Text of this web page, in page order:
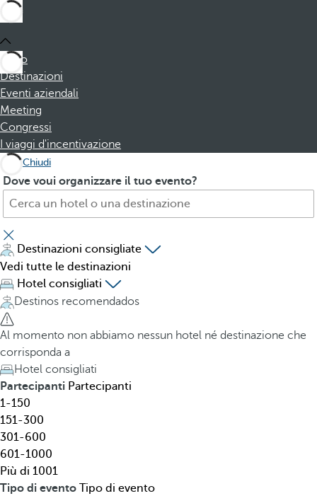
Inizio
Destinazioni
Eventi aziendali
Meeting
Congressi
I viaggi d'incentivazione
Chiudi
Dove voui organizzare il tuo evento?
C
r
c
a
h
o
t
e
l
,
d
e
s
t
i
n
a
z
P
e
s
s
i
n
g
t
h
e
d
o
w
n
a
r
r
o
Destinazioni consigliate
Vedi tutte le destinazioni
Hotel consigliati
Destinos recomendados
Al momento non abbiamo nessun hotel né destinazione che
corrisponda a
Hotel consigliati
Partecipanti Partecipanti
1-150
151-300
301-600
601-1000
Più di 1001
Tipo di evento Tipo di evento